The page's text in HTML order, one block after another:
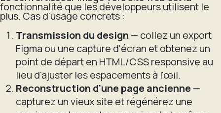
fonctionnalité que les développeurs utilisent le
plus. Cas d'usage concrets :
Transmission du design — collez un export
Figma ou une capture d'écran et obtenez un
point de départ en HTML/CSS responsive au
lieu d'ajuster les espacements à l'œil.
Reconstruction d'une page ancienne—
capturez un vieux site et régénérez une